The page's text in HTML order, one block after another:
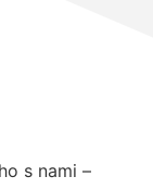
s nami –